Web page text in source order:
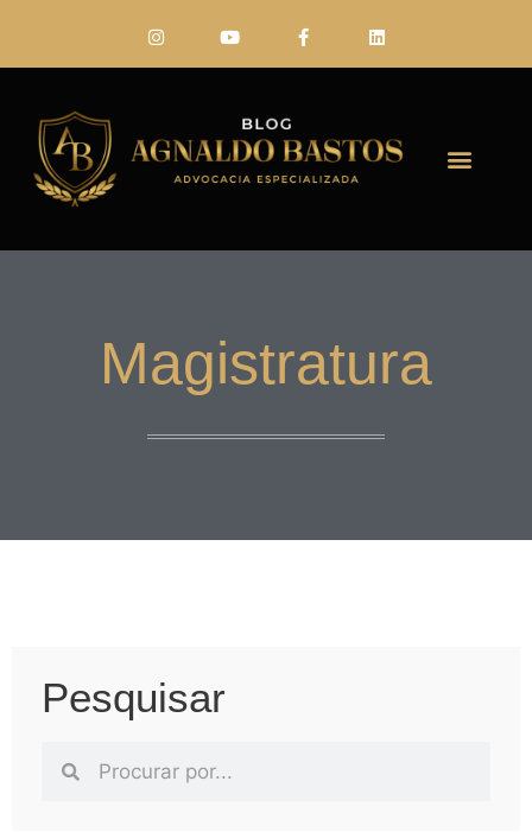
Magistratura
Pesquisar